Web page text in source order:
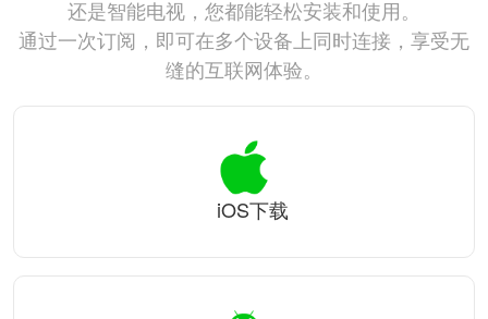
还是智能电视，您都能轻松安装和使用。
通过一次订阅，即可在多个设备上同时连接，享受无
缝的互联网体验。
iOS下载